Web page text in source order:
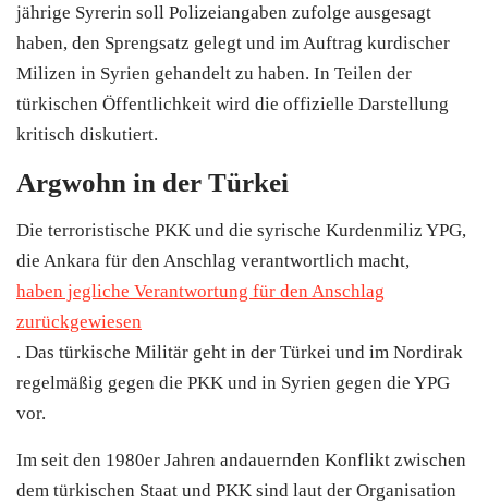
jährige Syrerin soll Polizeiangaben zufolge ausgesagt
haben, den Sprengsatz gelegt und im Auftrag kurdischer
Milizen in Syrien gehandelt zu haben. In Teilen der
türkischen Öffentlichkeit wird die offizielle Darstellung
kritisch diskutiert.
Argwohn in der Türkei
Die terroristische PKK und die syrische Kurdenmiliz YPG,
die Ankara für den Anschlag verantwortlich macht,
haben jegliche Verantwortung für den Anschlag
zurückgewiesen
. Das türkische Militär geht in der Türkei und im Nordirak
regelmäßig gegen die PKK und in Syrien gegen die YPG
vor.
Im seit den 1980er Jahren andauernden Konflikt zwischen
dem türkischen Staat und PKK sind laut der Organisation